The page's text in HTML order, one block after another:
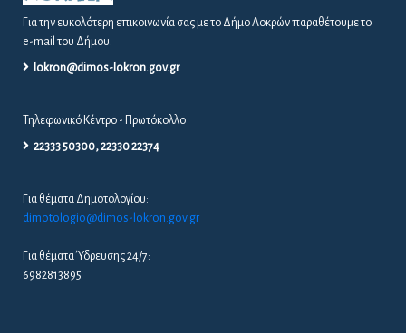
Για την ευκολότερη επικοινωνία σας με το Δήμο Λοκρών παραθέτουμε το
e-mail του Δήμου.
lokron@dimos-lokron.gov.gr
Τηλεφωνικό Κέντρο - Πρωτόκολλο
22333 50300, 22330 22374
Για θέματα Δημοτολογίου:
dimotologio@dimos-lokron.gov.gr
Για θέματα Ύδρευσης 24/7:
6982813895